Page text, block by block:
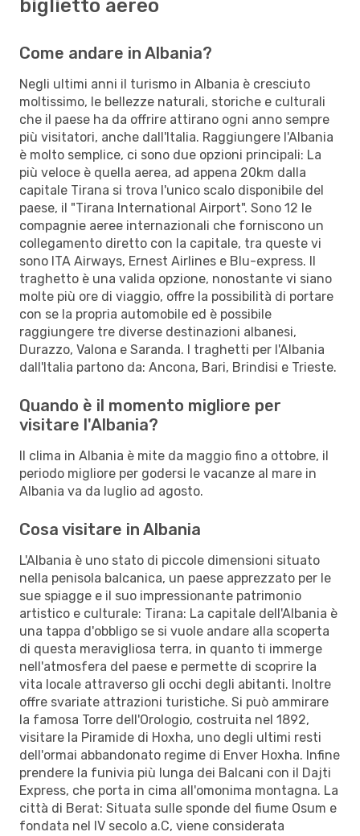
biglietto aereo
Come andare in Albania?
Negli ultimi anni il turismo in Albania è cresciuto
moltissimo, le bellezze naturali, storiche e culturali
che il paese ha da offrire attirano ogni anno sempre
più visitatori, anche dall'Italia. Raggiungere l'Albania
è molto semplice, ci sono due opzioni principali: La
più veloce è quella aerea, ad appena 20km dalla
capitale Tirana si trova l'unico scalo disponibile del
paese, il "Tirana International Airport". Sono 12 le
compagnie aeree internazionali che forniscono un
collegamento diretto con la capitale, tra queste vi
sono ITA Airways, Ernest Airlines e Blu-express. Il
traghetto è una valida opzione, nonostante vi siano
molte più ore di viaggio, offre la possibilità di portare
con se la propria automobile ed è possibile
raggiungere tre diverse destinazioni albanesi,
Durazzo, Valona e Saranda. I traghetti per l'Albania
dall'Italia partono da: Ancona, Bari, Brindisi e Trieste.
Quando è il momento migliore per
visitare l'Albania?
Il clima in Albania è mite da maggio fino a ottobre, il
periodo migliore per godersi le vacanze al mare in
Albania va da luglio ad agosto.
Cosa visitare in Albania
L'Albania è uno stato di piccole dimensioni situato
nella penisola balcanica, un paese apprezzato per le
sue spiagge e il suo impressionante patrimonio
artistico e culturale: Tirana: La capitale dell'Albania è
una tappa d'obbligo se si vuole andare alla scoperta
di questa meravigliosa terra, in quanto ti immerge
nell'atmosfera del paese e permette di scoprire la
vita locale attraverso gli occhi degli abitanti. Inoltre
offre svariate attrazioni turistiche. Si può ammirare
la famosa Torre dell'Orologio, costruita nel 1892,
visitare la Piramide di Hoxha, uno degli ultimi resti
dell'ormai abbandonato regime di Enver Hoxha. Infine
prendere la funivia più lunga dei Balcani con il Dajti
Express, che porta in cima all'omonima montagna. La
città di Berat: Situata sulle sponde del fiume Osum e
fondata nel IV secolo a.C, viene considerata